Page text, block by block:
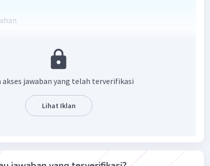
akses jawaban yang telah terverifikasi
Lihat Iklan